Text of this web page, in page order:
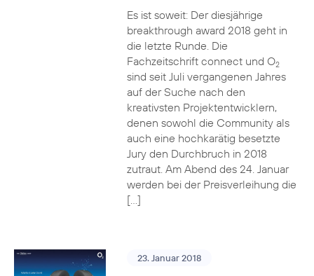
Es ist soweit: Der diesjährige
breakthrough award 2018 geht in
die letzte Runde. Die
Fachzeitschrift connect und O2
sind seit Juli vergangenen Jahres
auf der Suche nach den
kreativsten Projektentwicklern,
denen sowohl die Community als
auch eine hochkarätig besetzte
Jury den Durchbruch in 2018
zutraut. Am Abend des 24. Januar
werden bei der Preisverleihung die
[…]
23. Januar 2018